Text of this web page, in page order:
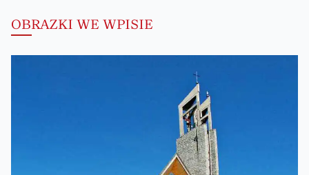
OBRAZKI WE WPISIE